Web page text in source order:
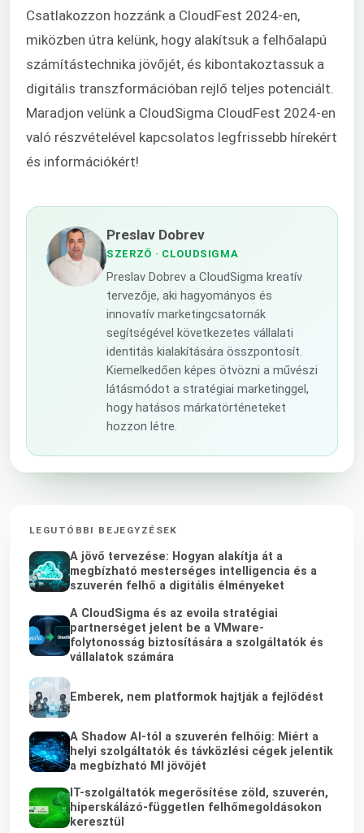
Csatlakozzon hozzánk a CloudFest 2024-en,
miközben útra kelünk, hogy alakítsuk a felhőalapú
számítástechnika jövőjét, és kibontakoztassuk a
digitális transzformációban rejlő teljes potenciált.
Maradjon velünk a CloudSigma CloudFest 2024-en
való részvételével kapcsolatos legfrissebb hírekért
és információkért!
Preslav Dobrev
SZERZŐ · CLOUDSIGMA
Preslav Dobrev a CloudSigma kreatív
tervezője, aki hagyományos és
innovatív marketingcsatornák
segítségével következetes vállalati
identitás kialakítására összpontosít.
Kiemelkedően képes ötvözni a művészi
látásmódot a stratégiai marketinggel,
hogy hatásos márkatörténeteket
hozzon létre.
LEGUTÓBBI BEJEGYZÉSEK
A jövő tervezése: Hogyan alakítja át a
megbízható mesterséges intelligencia és a
szuverén felhő a digitális élményeket
A CloudSigma és az evoila stratégiai
partnerséget jelent be a VMware-
folytonosság biztosítására a szolgáltatók és
vállalatok számára
Emberek, nem platformok hajtják a fejlődést
A Shadow AI-tól a szuverén felhőig: Miért a
helyi szolgáltatók és távközlési cégek jelentik
a megbízható MI jövőjét
IT-szolgáltatók megerősítése zöld, szuverén,
hiperskálázó-független felhőmegoldásokon
keresztül